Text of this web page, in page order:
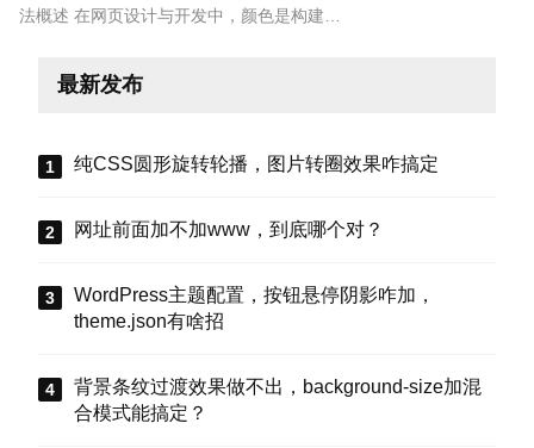
法概述 在网页设计与开发中，颜色是构建…
最新发布
纯CSS圆形旋转轮播，图片转圈效果咋搞定
网址前面加不加www，到底哪个对？
WordPress主题配置，按钮悬停阴影咋加，
theme.json有啥招
背景条纹过渡效果做不出，background-size加混
合模式能搞定？